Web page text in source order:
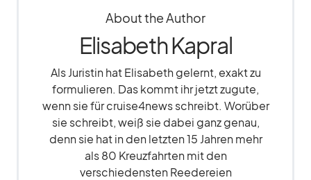
About the Author
Elisabeth Kapral
Als Juristin hat Elisabeth gelernt, exakt zu
formulieren. Das kommt ihr jetzt zugute,
wenn sie für cruise4news schreibt. Worüber
sie schreibt, weiß sie dabei ganz genau,
denn sie hat in den letzten 15 Jahren mehr
als 80 Kreuzfahrten mit den
verschiedensten Reedereien